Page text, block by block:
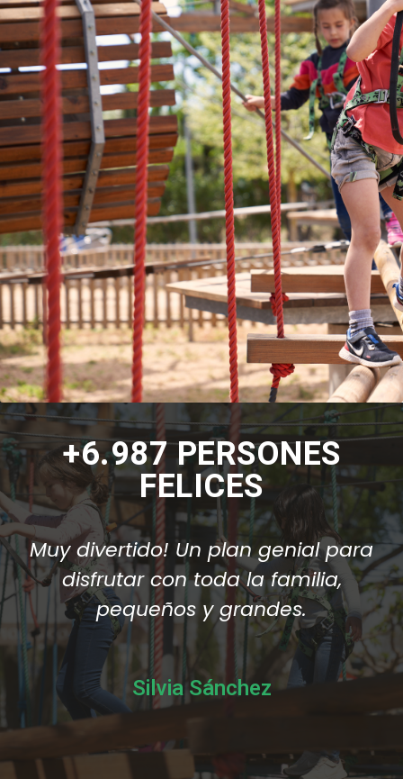
+6.987 PERSONES
FELICES
Muy divertido! Un plan genial para
disfrutar con toda la familia,
pequeños y grandes.
Silvia Sánchez